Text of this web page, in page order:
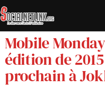
Mobile
édition de
prochain à